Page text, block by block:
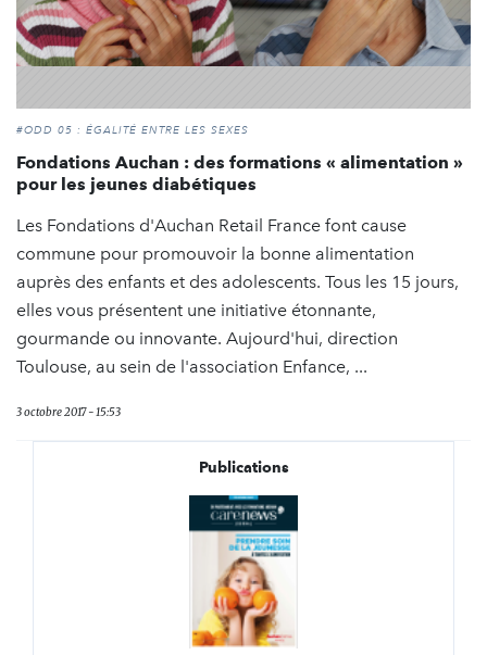
#ODD 05 : ÉGALITÉ ENTRE LES SEXES
Fondations Auchan : des formations « alimentation »
pour les jeunes diabétiques
Les Fondations d'Auchan Retail France font cause
commune pour promouvoir la bonne alimentation
auprès des enfants et des adolescents. Tous les 15 jours,
elles vous présentent une initiative étonnante,
gourmande ou innovante. Aujourd'hui, direction
Toulouse, au sein de l'association Enfance, ...
3 octobre 2017 - 15:53
Publications